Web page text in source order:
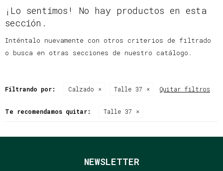
¡Lo sentimos! No hay productos en esta
sección.
Inténtalo nuevamente con otros criterios de filtrado
o busca en otras secciones de nuestro catálogo.
Filtrando por: Calzado Talle 37 Quitar filtros
Te recomendamos quitar: Talle 37
NEWSLETTER